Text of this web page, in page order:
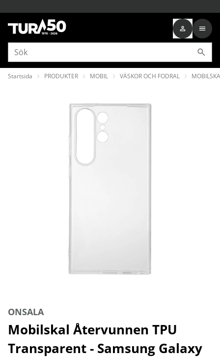
Startsida PRODUKTER MOBIL VÄSKOR OCH FODRAL
ONSALA
Mobilskal Återvunnen TPU
Transparent - Samsung Galaxy